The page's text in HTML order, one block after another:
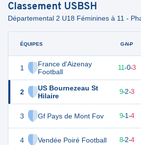
Classement USBSH
Départemental 2 U18 Féminines à 11 -
ÉQUIPES
1
France d'Aizenay
Football
2
US Bournezeau St
Hilaire
3 Gf Pays de Mont Fov
4 Vendée Poiré Football
G-N-P
33 11-0-3
29 9-2-3
28 14 9-1-4
26 14 8-2-4